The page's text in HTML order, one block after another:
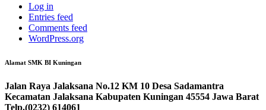
Log in
Entries feed
Comments feed
WordPress.org
Alamat SMK BI Kuningan
Jalan Raya Jalaksana No.12 KM 10 Desa Sadamantra
Kecamatan Jalaksana Kabupaten Kuningan 45554 Jawa Barat
Telp.(0232) 614061